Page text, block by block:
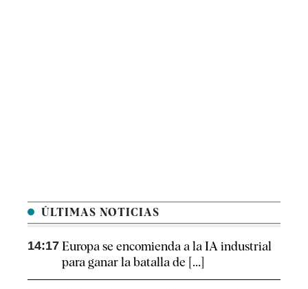
ÚLTIMAS NOTICIAS
14:17 Europa se encomienda a la IA industrial
para ganar la batalla de [...]